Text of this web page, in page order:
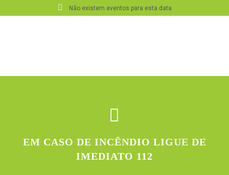
Não existem eventos para esta data
EM CASO DE INCÊNDIO LIGUE DE
IMEDIATO 112